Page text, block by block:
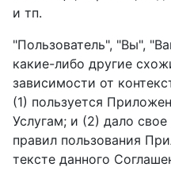
и тп.
"Пользователь", "Вы",
какие-либо другие
зависимости от
(1) пользуется
Услугам; и (2) дало
правил пользования
тексте данного